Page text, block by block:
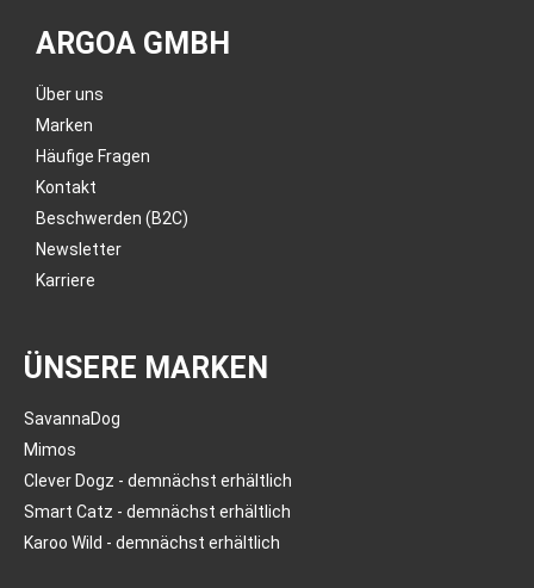
ARGOA GMBH
Über uns
Marken
Häufige Fragen
Kontakt
Beschwerden (B2C)
Newsletter
Karriere
ÜNSERE MARKEN
SavannaDog
Mimos
Clever Dogz - demnächst erhältlich
Smart Catz - demnächst erhältlich
Karoo Wild - demnächst erhältlich